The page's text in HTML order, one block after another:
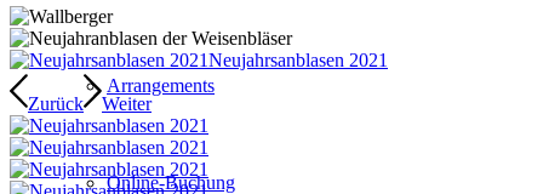
Arrangements
Online-Buchung
Neujahrsanblasen 2021
Zurück Weiter